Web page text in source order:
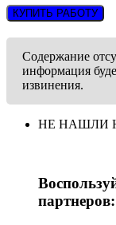
КУПИТЬ РАБОТУ
Содержание
информация
извинения.
НЕ НАШЛИ
партнеров: